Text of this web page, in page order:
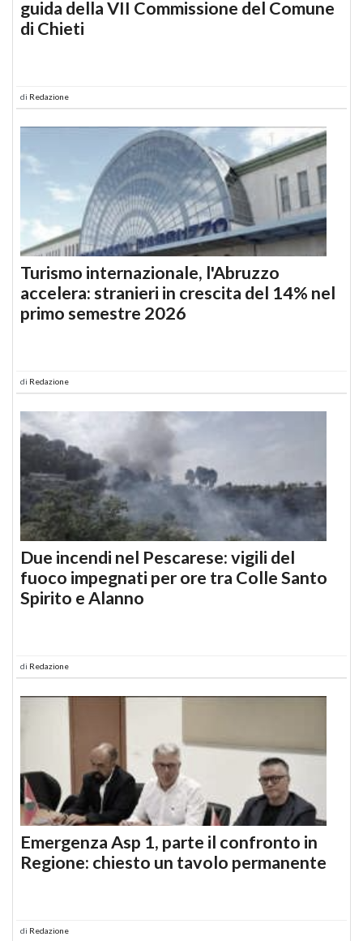
guida della VII Commissione del Comune
di Chieti
di Redazione
Turismo internazionale, l'Abruzzo
accelera: stranieri in crescita del 14% nel
primo semestre 2026
di Redazione
Due incendi nel Pescarese: vigili del
fuoco impegnati per ore tra Colle Santo
Spirito e Alanno
di Redazione
Emergenza Asp 1, parte il confronto in
Regione: chiesto un tavolo permanente
di Redazione